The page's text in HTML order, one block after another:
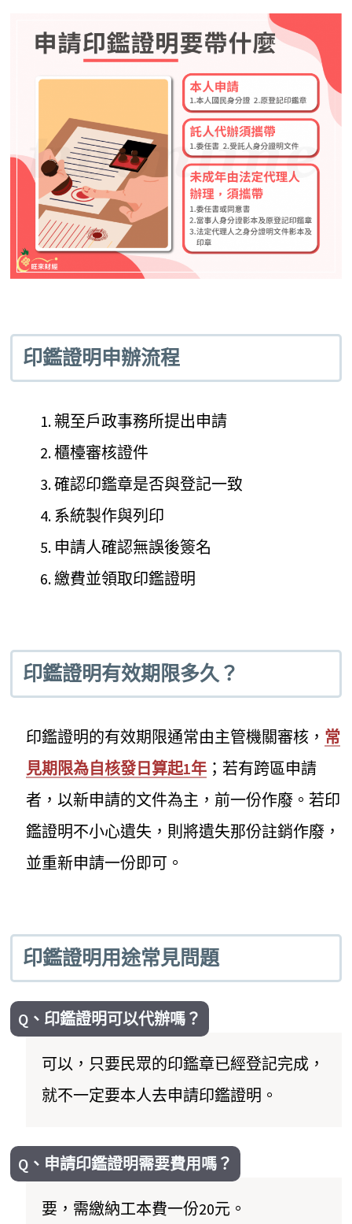
印鑑證明申辦流程
親至戶政事務所提出申請
櫃檯審核證件
確認印鑑章是否與登記一致
系統製作與列印
申請人確認無誤後簽名
繳費並領取印鑑證明
印鑑證明有效期限多久？
印鑑證明的有效期限通常由主管機關審核， 常
見期限為自核發日算起1年 ；若有跨區申請
者，以新申請的文件為主，前一份作廢。若印
鑑證明不小心遺失，則將遺失那份註銷作廢，
並重新申請一份即可。
印鑑證明用途常見問題
Q、印鑑證明可以代辦嗎？
可以，只要民眾的印鑑章已經登記完成，
就不一定要本人去申請印鑑證明。
Q、申請印鑑證明需要費用嗎？
要，需繳納工本費一份20元。